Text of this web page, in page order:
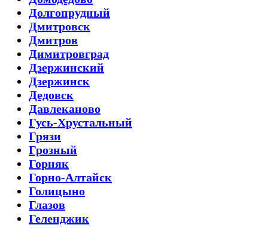
Долгопрудный
Дмитровск
Дмитров
Димитровград
Дзержинский
Дзержинск
Дедовск
Давлеканово
Гусь-Хрустальный
Грязи
Грозный
Горняк
Горно-Алтайск
Голицыно
Глазов
Геленджик